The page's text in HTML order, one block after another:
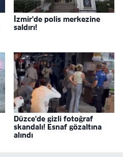
İzmir'de polis merkezine
saldırı!
Düzce'de gizli fotoğraf
skandalı! Esnaf gözaltına
alındı